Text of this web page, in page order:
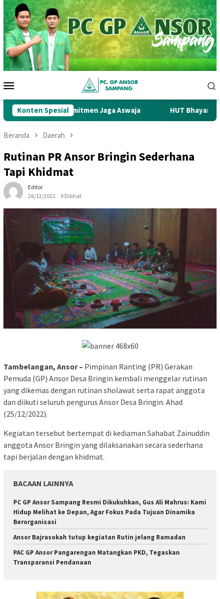
Loncat
ke
konten
Mobile
Konten Spesial
Komitmen Jaga Aswaja HUT Bhayangkara Ke-
Beranda Daerah
Rutinan PR Ansor Bringin Sederhana
Tapi Khidmat
Editor
26/12/2022
9 Dilihat
Tambelangan, Ansor – Pimpinan Ranting (PR) Gerakan
Pemuda (GP) Ansor Desa Bringin kembali menggelar rutinan
yang dikemas dengan rutinan sholawat serta rapat anggota
dan diikuti seluruh pengurus Ansor Desa Bringin. Ahad
(25/12/2022).
Kegiatan tersebut bertempat di kediaman Sahabat Zainuddin
anggota Ansor Bringin yang dilaksanakan secara sederhana
tapi berjalan dengan khidmat.
BACAAN LAINNYA
PC GP Ansor Sampang Resmi Dikukuhkan, Gus Ali Mahrus: Kami
Hidup Melihat ke Depan, Agar Fokus Pada Tujuan Dinamika
Berorganisasi
Ansor Bajrasokah tutup kegiatan Rutin jelang Ramadan
PAC GP Ansor Pangarengan Matangkan PKD, Tegaskan
Transparansi Pendanaan